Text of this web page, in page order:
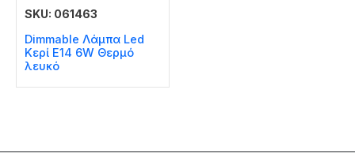
SKU: 061463
Dimmable Λάμπα Led
Κερί E14 6W Θερμό
λευκό